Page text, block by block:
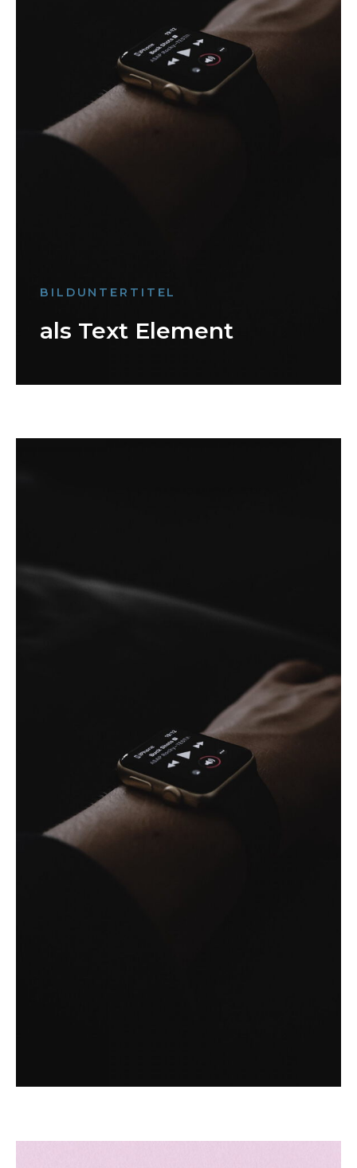
BILDUNTERTITEL
als Text Element